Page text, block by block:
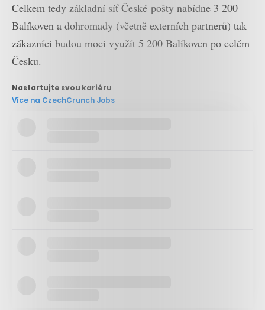
Celkem tedy základní síť České pošty nabídne 3 200
Balíkoven a dohromady (včetně externích partnerů) tak
zákazníci budou moci využít 5 200 Balíkoven po celém
Česku.
Nastartujte svou kariéru
Více na CzechCrunch Jobs